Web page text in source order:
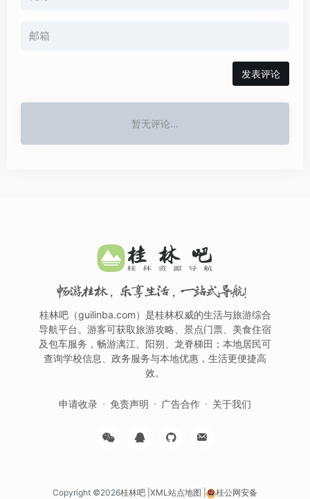
发表评论
暂无评论...
畅游桂林，乐享生活，一站式导航！
桂林吧（guilinba.com）是桂林权威的生活与旅游综合
导航平台。游客可获取旅游攻略、景点门票、美食住宿
及包车服务，畅游漓江、阳朔、龙脊梯田；本地居民可
查询学校信息、政务服务与本地优惠，生活更便捷高
效。
申请收录 免责声明 广告合作 关于我们
Copyright ©2026桂林吧 XML站点地图 桂公网安备